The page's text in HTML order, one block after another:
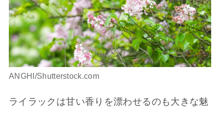
ANGHI/Shutterstock.com
ライラックは甘い香りを漂わせるのも大きな魅